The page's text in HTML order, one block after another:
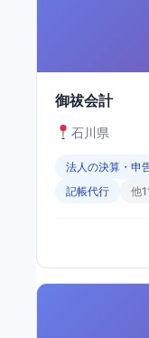
御祓会計
石川県
法人の決算・申
記帳代行
他